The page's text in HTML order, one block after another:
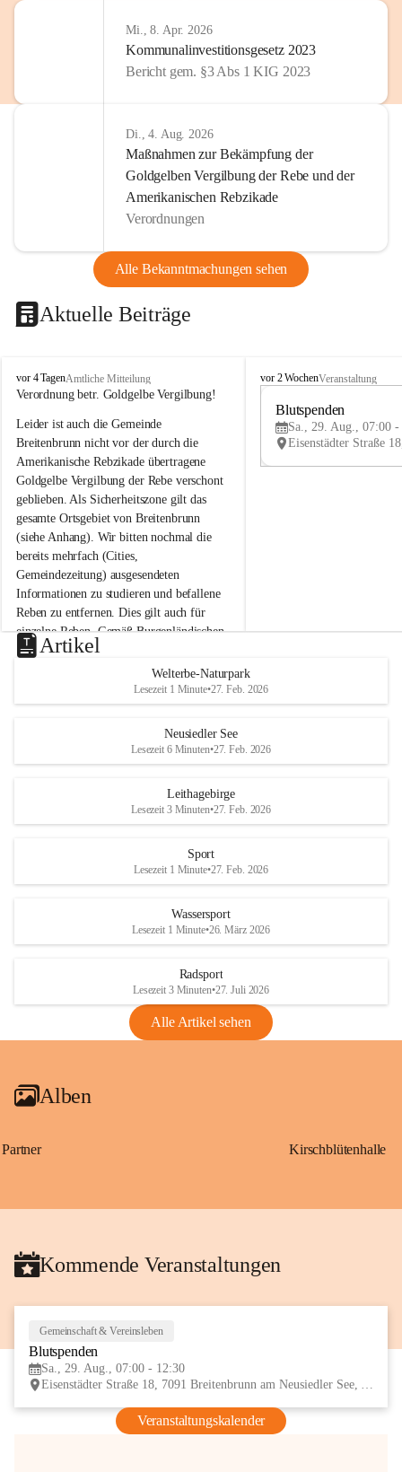
Mi., 8. Apr. 2026
Kommunalinvestitionsgesetz 2023
Bericht gem. §3 Abs 1 KIG 2023
Di., 4. Aug. 2026
Maßnahmen zur Bekämpfung der
Goldgelben Vergilbung der Rebe und der
Amerikanischen Rebzikade
Verordnungen
Alle Bekanntmachungen sehen
Aktuelle Beiträge
B
r
i
t
e
n
b
r
u
n
n
a
m
N
e
u
s
d
S
vor 4 TagenAmtliche Mitteilung
Verordnung betr. Goldgelbe Vergilbung!
Leider ist auch die Gemeinde
Breitenbrunn nicht vor der durch die
Amerikanische Rebzikade übertragene
Goldgelbe Vergilbung der Rebe verschont
geblieben. Als Sicherheitszone gilt das
gesamte Ortsgebiet von Breitenbrunn
(siehe Anhang). Wir bitten nochmal die
bereits mehrfach (Cities,
Gemeindezeitung) ausgesendeten
Informationen zu studieren und befallene
Reben zu entfernen. Dies gilt auch für
einzelne Reben. Gemäß Burgenländischen
Weinbaugesetz sind nicht gepflegte oder
unzulässige Weingärten zu roden! Bitte
helfen wir zusammen um unsere Winzer
vor den prognostizierten Ernteausfällen
und den daraus folgenden wirtschaftlichen
Maßnahmen zur Bekämpfung
Rebe und der Amerikanischen
Anhang VBl. EU Nr. 18
1 Seite•1,4 MB
VBl. EU Nr. 18_2026
B
e
u
e
d
r
S
vor 2 WochenVeranstaltung
Blutspenden
Sa., 29. Aug., 07:00 -
Artikel
Welterbe-Naturpark
Lesezeit 1 Minute•27. Feb. 2026
Neusiedler See
Lesezeit 6 Minuten•27. Feb. 2026
Leithagebirge
Lesezeit 3 Minuten•27. Feb. 2026
Sport
Lesezeit 1 Minute•27. Feb. 2026
Wassersport
Lesezeit 1 Minute•26. März 2026
Radsport
Lesezeit 3 Minuten•27. Juli 2026
Alle Artikel sehen
Alben
Partner Kirschblütenhalle
Kommende Veranstaltungen
Gemeinschaft & Vereinsleben
Blutspenden
Sa., 29. Aug., 07:00 - 12:30
Eisenstädter Straße 18, 7091 Breitenbrunn am Neusiedler See, AUT
Veranstaltungskalender